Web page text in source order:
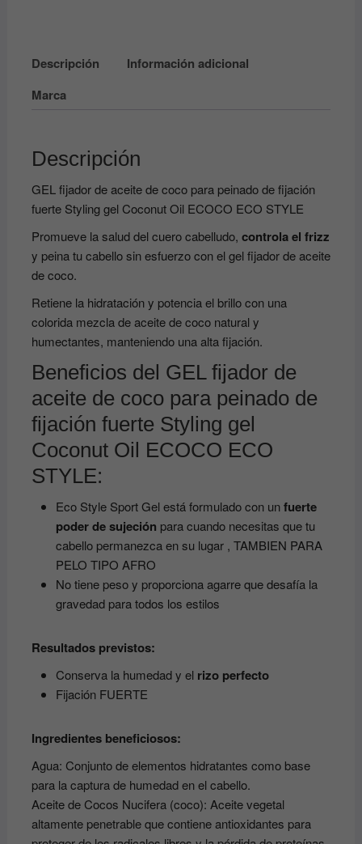
STYLE
Descripción
Información adicional
Marca
Descripción
GEL fijador de aceite de coco para peinado de fijación
fuerte Styling gel Coconut Oil ECOCO ECO STYLE
Promueve la salud del cuero cabelludo, controla el frizz
y peina tu cabello sin esfuerzo con el gel fijador de aceite
de coco.
Retiene la hidratación y potencia el brillo con una
colorida mezcla de aceite de coco natural y
humectantes, manteniendo una alta fijación.
Beneficios del GEL fijador de
aceite de coco para peinado de
fijación fuerte Styling gel
Coconut Oil ECOCO ECO
STYLE:
Eco Style Sport Gel está formulado con unfuerte
poder de sujeción para cuando necesitas que tu
cabello permanezca en su lugar , TAMBIEN PARA
PELO TIPO AFRO
No tiene peso y proporciona agarre que desafía la
gravedad para todos los estilos
Resultados previstos:
Conserva la humedad y el rizo perfecto
Fijación FUERTE
Ingredientes beneficiosos:
Agua: Conjunto de elementos hidratantes como base
para la captura de humedad en el cabello.
Aceite de Cocos Nucifera (coco): Aceite vegetal
altamente penetrable que contiene antioxidantes para